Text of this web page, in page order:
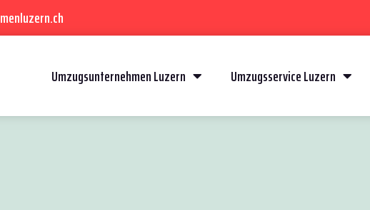
Umzugsunternehmen Luzern Umzugsservice Luzern